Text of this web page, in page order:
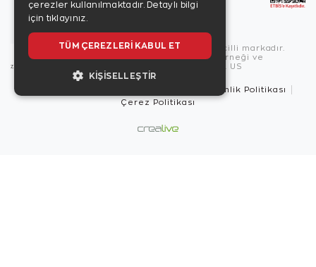
Copyright © 2026, Zen Diamond tescilli markadır.
Zen Diamond Birleşmiş Markalar Derneği ve
Turquality Destek Programı üyesidir. US
Güvenlik Politikası
Çerez Politikası
çerezler kullanılmaktadır. Detaylı bilgi
için tıklayınız.
TÜM ÇEREZLERI KABUL ET
KIŞISELLEŞTIR